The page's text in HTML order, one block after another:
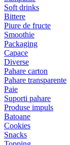
Soft drinks
Bittere
Piure de fructe
Smoothie
Packaging
Capace
Diverse
Pahare carton
Pahare transparente
Paie
Suporti pahare
Produse impuls
Batoane
Cookies
Snacks